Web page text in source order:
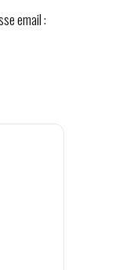
email :